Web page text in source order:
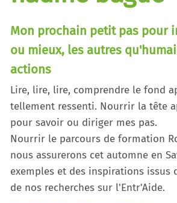
Mon prochain petit pas pour
ou mieux, les autres
actions
Lire, lire, lire, comprendre le fond
tellement ressenti. Nourrir la tête
pour savoir ou diriger mes pas.
Nourrir le parcours de formation
nous assurerons cet automne en
exemples et des inspirations issus
de nos recherches sur l'Entr'Aide.